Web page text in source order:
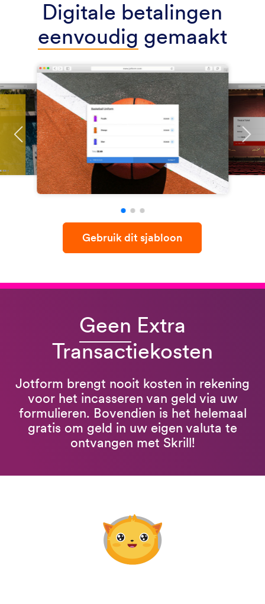
Digitale betalingen
eenvoudig gemaakt
Gebruik dit sjabloon
Geen Extra
Transactiekosten
Jotform brengt nooit kosten in rekening
voor het incasseren van geld via uw
formulieren. Bovendien is het helemaal
gratis om geld in uw eigen valuta te
ontvangen met Skrill!